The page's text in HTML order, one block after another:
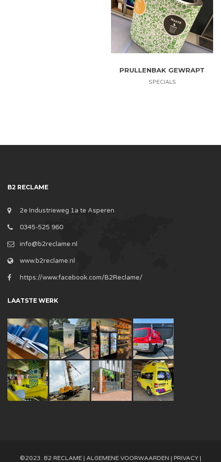
PRULLENBAK GEWRAPT
SPECIALS
B2 RECLAME
2e Industrieweg 1a te Asperen
0345-525 960
info@b2reclame.nl
www.b2reclame.nl
https://www.facebook.com/B2Reclame/
LAATSTE WERK
©2023. B2 RECLAME | ALGEMENE VOORWAARDEN | PRIVACY |